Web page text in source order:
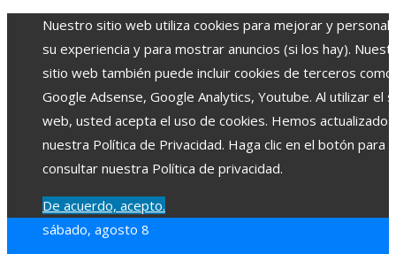
Nuestro sitio web utiliza cookies para mejorar y
su experiencia y para mostrar anuncios (si los hay).
sitio web también puede incluir cookies de terceros como
Google Adsense, Google Analytics, Youtube. Al utilizar el
web, usted acepta el uso de cookies. Hemos actualizado
nuestra Política de Privacidad. Haga clic en el botón para
consultar nuestra Política de privacidad.
De acuerdo, acepto.
sábado, agosto 8